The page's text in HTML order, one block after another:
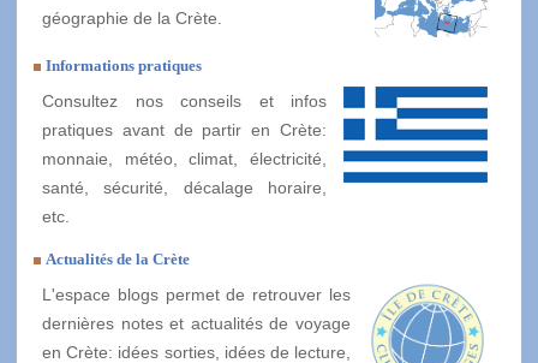
géographie de la Crète.
Informations pratiques
Consultez nos conseils et infos
pratiques avant de partir en Crète:
monnaie, météo, climat, électricité,
santé, sécurité, décalage horaire,
etc.
Actualités de la Crète
L'espace blogs permet de retrouver les
dernières notes et actualités de voyage
en Crète: idées sorties, idées de lecture,